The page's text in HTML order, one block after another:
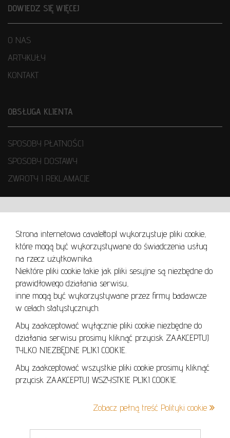
Strona internetowa cavaletto.pl wykorzystuje pliki cookie,
które mogą być wykorzystywane do świadczenia usług
na rzecz użytkownika.
Niektóre pliki cookie takie jak pliki sesyjne są niezbędne do
prawidłowego działania serwisu,
inne mogą być wykorzystywane przez firmy badawcze
w celach statystycznych.
Aby zaakceptować wyłącznie pliki cookie niezbędne do
działania serwisu prosimy kliknąć przycisk ZAAKCEPTUJ
TYLKO NIEZBĘDNE PLIKI COOKIE.
Aby zaakceptować wszystkie pliki cookie prosimy kliknąć
przycisk ZAAKCEPTUJ WSZYSTKIE PLIKI COOKIE.
Zobacz pełną treść Polityki cookie
DOWIEDZ SIĘ WIĘCEJ
O NAS
ARTYKUŁY
KONTAKT
OBSŁUGA KLIENTA
SPOSOBY PŁATNOŚCI
SPOSOBY DOSTAWY
ZWROTY I REKLAMACJE
REGULAMIN
REGULAMIN AUKCJI
POLITYKA PRYWATNOŚCI
POLITYKA COOKIES
+48 605 240 157